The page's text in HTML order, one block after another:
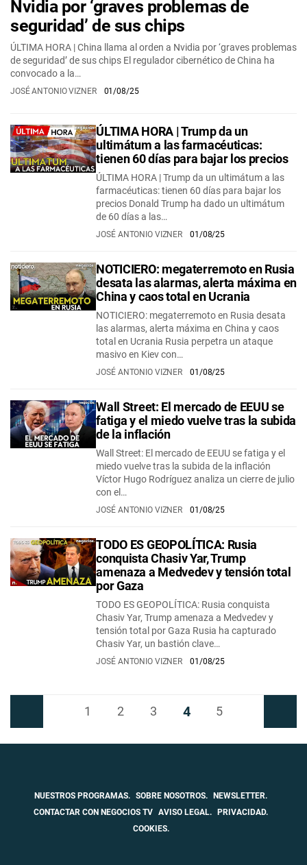
Nvidia por ‘graves problemas de
seguridad’ de sus chips
ÚLTIMA HORA | China llama al orden a Nvidia por ‘graves problemas
de seguridad’ de sus chips El regulador cibernético de China ha
convocado a la…
JOSÉ ANTONIO VIZNER 01/08/25
ÚLTIMA HORA | Trump da un
ultimátum a las farmacéuticas:
tienen 60 días para bajar los precios
ÚLTIMA HORA | Trump da un ultimátum a las
farmacéuticas: tienen 60 días para bajar los
precios Donald Trump ha dado un ultimátum
de 60 días a las…
JOSÉ ANTONIO VIZNER 01/08/25
NOTICIERO: megaterremoto en Rusia
desata las alarmas, alerta máxima en
China y caos total en Ucrania
NOTICIERO: megaterremoto en Rusia desata
las alarmas, alerta máxima en China y caos
total en Ucrania Rusia perpetra un ataque
masivo en Kiev con…
JOSÉ ANTONIO VIZNER 01/08/25
Wall Street: El mercado de EEUU se
fatiga y el miedo vuelve tras la subida
de la inflación
Wall Street: El mercado de EEUU se fatiga y el
miedo vuelve tras la subida de la inflación
Víctor Hugo Rodríguez analiza un cierre de julio
con el…
JOSÉ ANTONIO VIZNER 01/08/25
TODO ES GEOPOLÍTICA: Rusia
conquista Chasiv Yar, Trump
amenaza a Medvedev y tensión total
por Gaza
TODO ES GEOPOLÍTICA: Rusia conquista
Chasiv Yar, Trump amenaza a Medvedev y
tensión total por Gaza Rusia ha capturado
Chasiv Yar, un bastión clave…
JOSÉ ANTONIO VIZNER 01/08/25
1 2 3 4 5
NUESTROS PROGRAMAS. SOBRE NOSOTROS. NEWSLETTER.
CONTACTAR CON NEGOCIOS TV AVISO LEGAL. PRIVACIDAD.
COOKIES.